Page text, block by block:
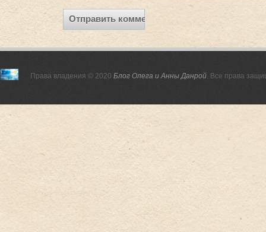
Права владения © 2020 Блог Олега и Анны Данрой. Все права